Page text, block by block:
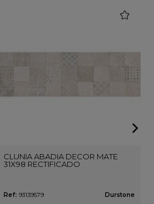
CLUNIA ABADIA DECOR MATE
31X98 RECTIFICADO
Ref: 93139579 Durstone
favorite